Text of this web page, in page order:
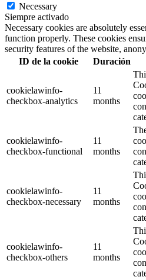
Necessary
Siempre activado
Necessary cookies are absolutely
function properly. These cookies
security features of the website,
ID de la cookie
Duración
cookielawinfo-
checkbox-analytics
11
months
cookielawinfo-
checkbox-functional
11
months
cookielawinfo-
checkbox-necessary
11
months
cookielawinfo-
checkbox-others
11
months